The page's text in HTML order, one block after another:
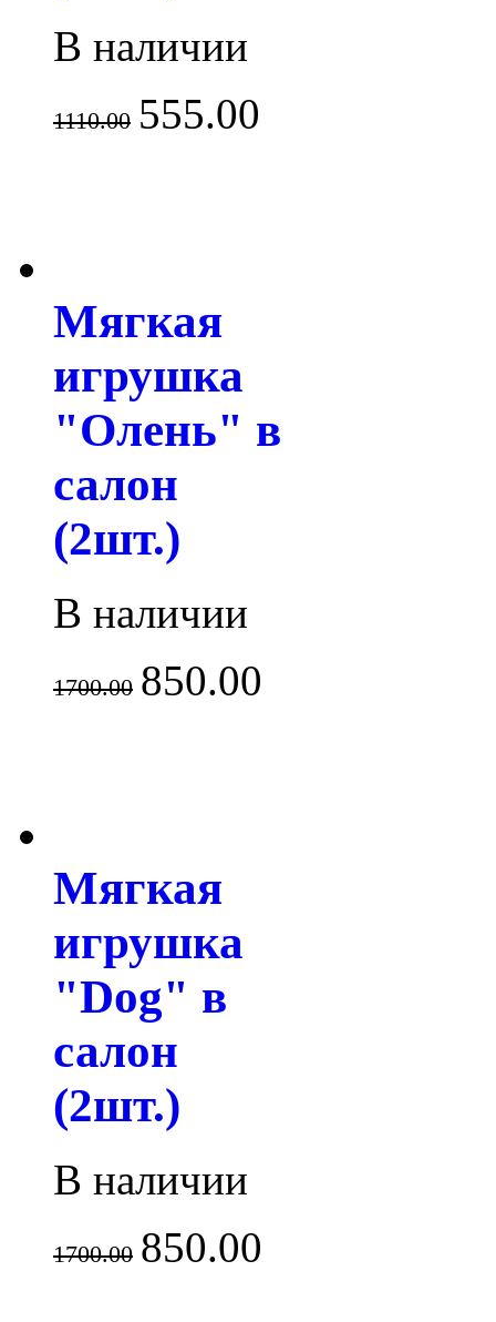
В наличии
1110.00 555.00
Мягкая
игрушка
"Олень" в
салон
(2шт.)
В наличии
1700.00 850.00
Мягкая
игрушка
"Dog" в
салон
(2шт.)
В наличии
1700.00 850.00